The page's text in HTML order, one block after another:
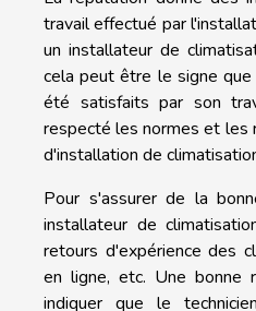
travail effectué par
un installateur de
cela peut être le signe
été satisfaits par son
respecté les normes et les
d'installation de
Pour s'assurer de la
installateur de
retours d'expérience des
en ligne, etc. Une bonne
indiquer que le